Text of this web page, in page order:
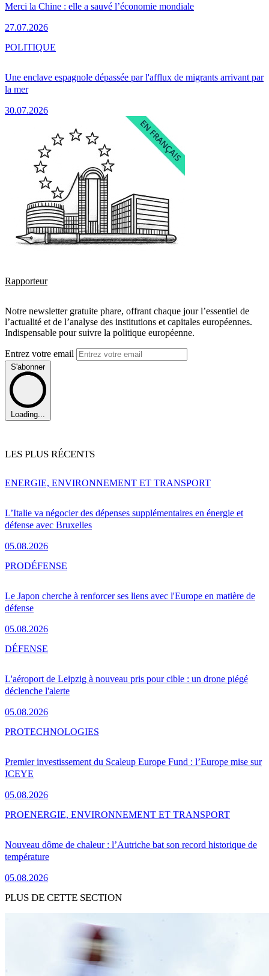
Merci la Chine : elle a sauvé l’économie mondiale
27.07.2026
Une enclave espagnole dépassée par l'afflux de migrants arrivant par
la mer
30.07.2026
POLITIQUE
Rapporteur
Notre newsletter gratuite phare, offrant chaque jour l’essentiel de
l’actualité et de l’analyse des institutions et capitales européennes.
Indispensable pour suivre la politique européenne.
Entrez votre email
S'abonner
Loading...
LES PLUS RÉCENTS
L’Italie va négocier des dépenses supplémentaires en énergie et
défense avec Bruxelles
05.08.2026
ENERGIE, ENVIRONNEMENT ET TRANSPORT
Le Japon cherche à renforcer ses liens avec l'Europe en matière de
défense
05.08.2026
PRODÉFENSE
L'aéroport de Leipzig à nouveau pris pour cible : un drone piégé
déclenche l'alerte
05.08.2026
DÉFENSE
Premier investissement du Scaleup Europe Fund : l’Europe mise sur
ICEYE
05.08.2026
PROTECHNOLOGIES
Nouveau dôme de chaleur : l’Autriche bat son record historique de
température
05.08.2026
PROENERGIE, ENVIRONNEMENT ET TRANSPORT
PLUS DE CETTE SECTION